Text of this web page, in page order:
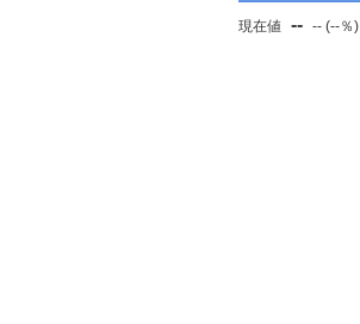
現在値 -- -- (--％)